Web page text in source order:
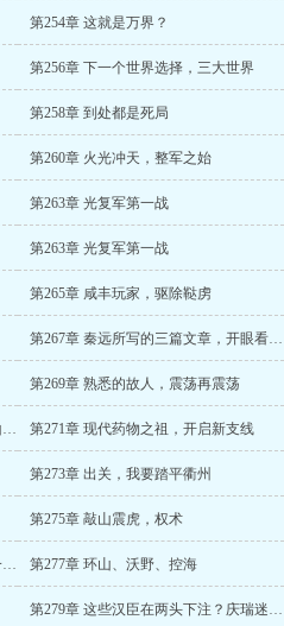
第254章 这就是万界？
第256章 下一个世界选择，三大世界
第258章 到处都是死局
第260章 火光冲天，整军之始
第263章 光复军第一战
第263章 光复军第一战
第265章 咸丰玩家，驱除鞑虏
第267章 秦远所写的三篇文章，开眼看世界第一人
第269章 熟悉的故人，震荡再震荡
第270章 我这肩上扛着的，是大清江山啊！ 第271章 现代药物之祖，开启新支线
第273章 出关，我要踏平衢州
第275章 敲山震虎，权术
第276章 海洋霸权，与清廷陆权的第一次对抗 第277章 环山、沃野、控海
第279章 这些汉臣在两头下注？庆瑞迷茫了